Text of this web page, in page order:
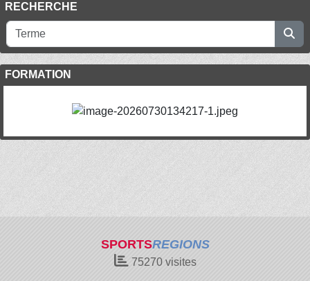
RECHERCHE
FORMATION
SPORTSREGIONS
75270visites